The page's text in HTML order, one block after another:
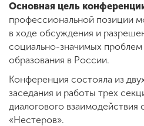
Основная цель
профессиональной позиции
в ходе обсуждения и
социально-значимых проблем
образования в России.
Конференция состояла из
заседания и работы трех
диалогового взаимодействия
«Нестеров».